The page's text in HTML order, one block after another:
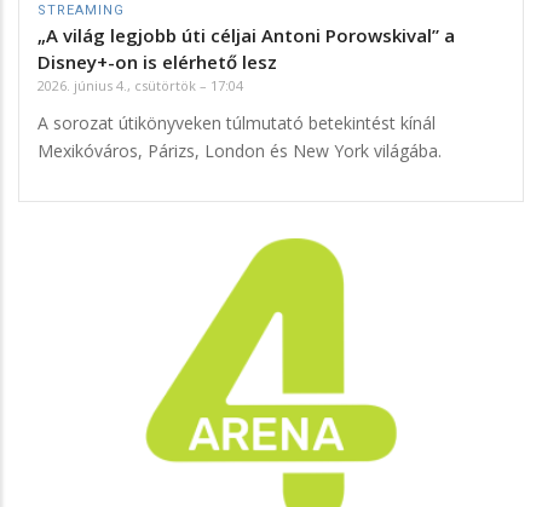
STREAMING
„A világ legjobb úti céljai Antoni Porowskival” a
Disney+-on is elérhető lesz
2026. június 4., csütörtök – 17:04
A sorozat útikönyveken túlmutató betekintést kínál
Mexikóváros, Párizs, London és New York világába.